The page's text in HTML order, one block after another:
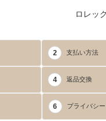
ロレッ
2 支払い方法
4 返品交換
6 プライバシー